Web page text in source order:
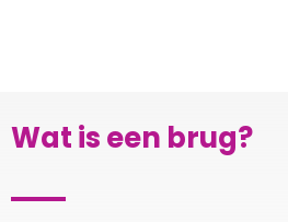
Wat is een brug?